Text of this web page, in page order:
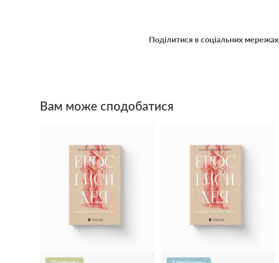
Поділитися в соціальних мережах
Вам може сподобатися